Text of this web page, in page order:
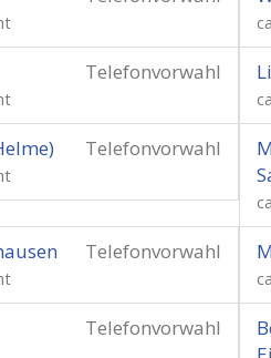
Telefonvorwahl
Telefonvorwahl
Telefonvorwahl
Telefonvorwahl